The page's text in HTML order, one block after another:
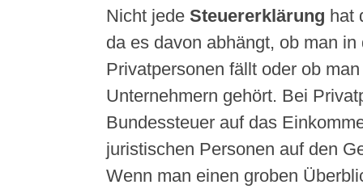
Nicht jede Steuererklärung hat
da es davon abhängt, ob man
Privatpersonen fällt oder ob
Unternehmern gehört. Bei
Bundessteuer auf das
juristischen Personen auf den
Wenn man einen groben